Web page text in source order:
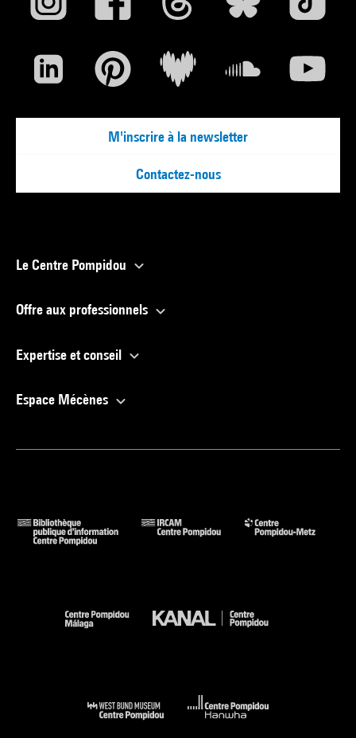
M'inscrire à la newsletter
Contactez-nous
Le Centre Pompidou
Offre aux professionnels
Expertise et conseil
Espace Mécènes